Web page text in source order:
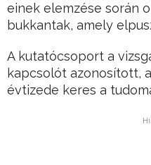
einek elemzése során
bukkantak, amely
A kutatócsoport a
kapcsolót azonosított,
évtizede keres a